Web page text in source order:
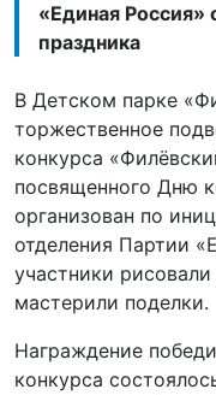
«Единая Россия»
праздника
В Детском парке
торжественное
конкурса
посвященного Дню
организован по
отделения Партии
участники
мастерили поделки.
Награждение
конкурса